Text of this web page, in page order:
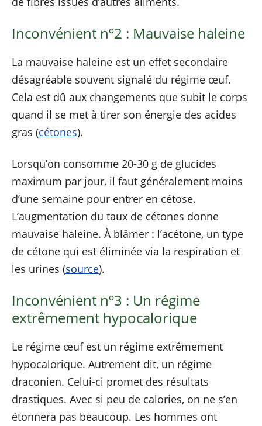
Inconvénient nº2 : Mauvaise haleine
La mauvaise haleine est un effet secondaire
désagréable souvent signalé du régime œuf.
Cela est dû aux changements que subit le corps
quand il se met à tirer son énergie des acides
gras (cétones).
Lorsqu’on consomme 20-30 g de glucides
maximum par jour, il faut généralement moins
d’une semaine pour entrer en cétose.
L’augmentation du taux de cétones donne
mauvaise haleine. À blâmer : l’acétone, un type
de cétone qui est éliminée via la respiration et
les urines (source).
Inconvénient nº3 : Un régime
extrêmement hypocalorique
Le régime œuf est un régime extrêmement
hypocalorique. Autrement dit, un régime
draconien. Celui-ci promet des résultats
drastiques. Avec si peu de calories, on ne s’en
étonnera pas beaucoup. Les hommes ont